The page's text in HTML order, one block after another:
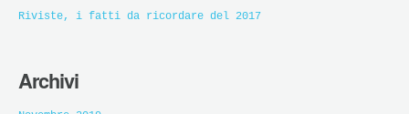
Riviste, i fatti da ricordare del 2017
Archivi